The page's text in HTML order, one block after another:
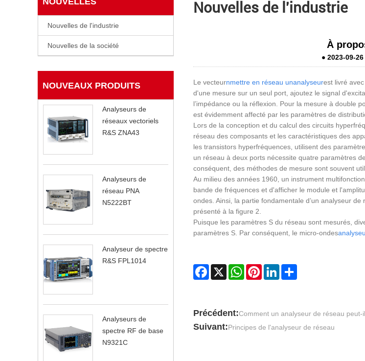
Nouvelles de l'industrie
Nouvelles de la société
NOUVEAUX PRODUITS
Analyseurs de
réseaux vectoriels
R&S ZNA43
Analyseurs de
réseau PNA
N5222BT
Analyseur de spectre
R&S FPL1014
Analyseurs de
spectre RF de base
N9321C
Nouvelles de l'industrie
À
● 2023-09-26
Le vecteurnmettre en réseau unanalyseurest livré
d'une mesure sur un seul port, ajoutez le signal
l’impédance ou la réflexion. Pour la mesure à double
est évidemment affecté par les paramètres de
Lors de la conception et du calcul des circuits
réseau des composants et les caractéristiques des
les transistors hyperfréquences, utilisent des
un réseau à deux ports nécessite quatre paramètres
conséquent, des méthodes de mesure sont souvent
Au milieu des années 1960, un instrument
bande de fréquences et d'afficher le module et
ondes. Ainsi, la partie fondamentale d’un analyseur
présenté à la figure 2.
Puisque les paramètres S du réseau sont mesurés,
paramètres S. Par conséquent, le micro-ondes
Facebook
X WhatsAppPinterestLinkedInShare
Précédent:​Comment un analyseur de réseau
Suivant:Principes de l'analyseur de réseau